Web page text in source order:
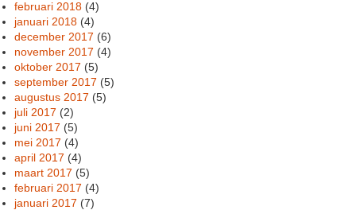
februari 2018 (4)
januari 2018 (4)
december 2017 (6)
november 2017 (4)
oktober 2017 (5)
september 2017 (5)
augustus 2017 (5)
juli 2017 (2)
juni 2017 (5)
mei 2017 (4)
april 2017 (4)
maart 2017 (5)
februari 2017 (4)
januari 2017 (7)